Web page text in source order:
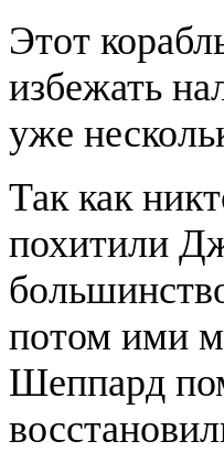
Этот
избежать
уже
Так как
похитили
потом ими
Шеппард